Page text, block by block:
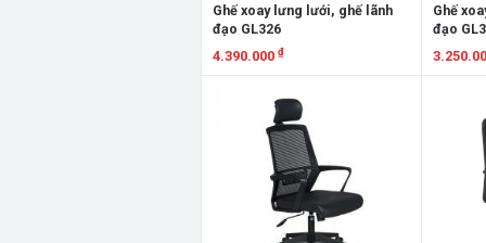
Ghế xoay lưng lưới, ghế lãnh
đạo GL326
4.390.000 ₫
Ghế
đạo